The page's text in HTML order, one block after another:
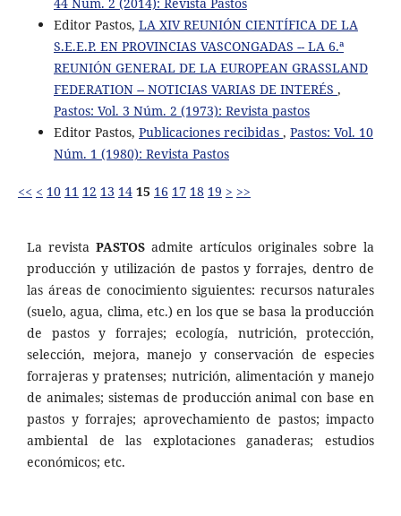
Editor Pastos, LA XIV REUNIÓN CIENTÍFICA DE LA
S.E.E.P. EN PROVINCIAS VASCONGADAS -- LA 6.ª
REUNIÓN GENERAL DE LA EUROPEAN GRASSLAND
FEDERATION -- NOTICIAS VARIAS DE INTERÉS ,
Pastos: Vol. 3 Núm. 2 (1973): Revista pastos
Editor Pastos, Publicaciones recibidas , Pastos: Vol. 10
Núm. 1 (1980): Revista Pastos
<< < 10 11 12 13 14 15 16 17 18 19 > >>
La revista PASTOS admite artículos originales sobre la
producción y utilización de pastos y forrajes, dentro de
las áreas de conocimiento siguientes: recursos naturales
(suelo, agua, clima, etc.) en los que se basa la producción
de pastos y forrajes; ecología, nutrición, protección,
selección, mejora, manejo y conservación de especies
forrajeras y pratenses; nutrición, alimentación y manejo
de animales; sistemas de producción animal con base en
pastos y forrajes; aprovechamiento de pastos; impacto
ambiental de las explotaciones ganaderas; estudios
económicos; etc.